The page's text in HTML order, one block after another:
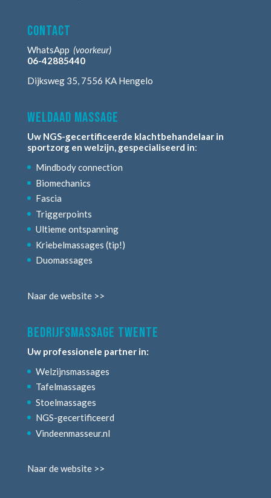
contact
WhatsApp (voorkeur)
06-42885440
Dijksweg 35, 7556 KA Hengelo
weldaad massage
Uw NGS-gecertificeerde klachtbehandelaar in
sportzorg en welzijn, gespecialiseerd in:
Mindbody connection
Biomechanics
Fascia
Triggerpoints
Ultieme ontspanning
Kriebelmassages (tip!)
Duomassages
Naar de website >>
bedrijfsmassage twente
Uw professionele partner in:
Welzijnsmassages
Tafelmassages
Stoelmassages
NGS-gecertificeerd
Vindeenmasseur.nl
Naar de website >>